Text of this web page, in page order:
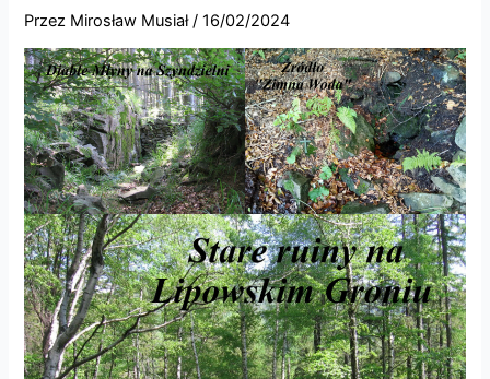
Przez Mirosław Musiał/16/02/2024